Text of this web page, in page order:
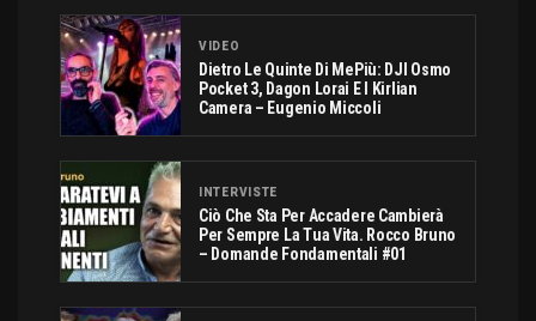
VIDEO
Dietro Le Quinte Di MePiù: DJI Osmo
Pocket 3, Dagon Lorai E I Kirlian
Camera – Eugenio Miccoli
INTERVISTE
Ciò Che Sta Per Accadere Cambierà
Per Sempre La Tua Vita. Rocco Bruno
– Domande Fondamentali #01